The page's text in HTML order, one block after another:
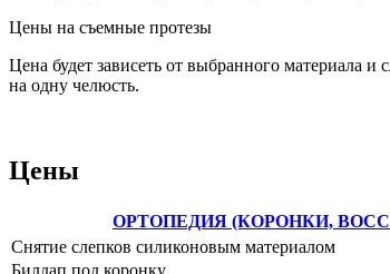
Цены на съемные протезы
Цена будет зависеть от выбранного материала
на одну челюсть.
Цены
ОРТОПЕДИЯ (КОРОНКИ,
Снятие слепков силиконовым материалом